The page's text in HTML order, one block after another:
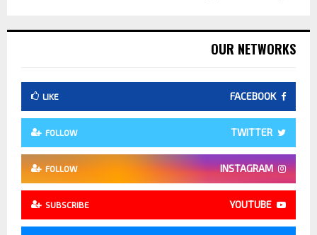
OUR NETWORKS
FACEBOOK
LIKE
TWITTER
FOLLOW
INSTAGRAM
FOLLOW
YOUTUBE
SUBSCRIBE